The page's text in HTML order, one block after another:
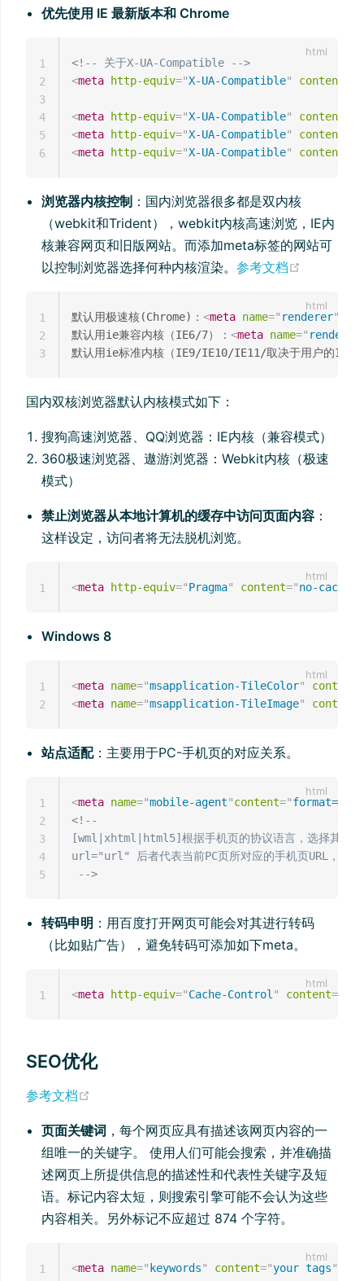
优先使用 IE 最新版本和 Chrome
<!-- 关于X-UA-Compatible -->
<meta http-equiv="X-UA-Compatible" content
<meta http-equiv="X-UA-Compatible" content
<meta http-equiv="X-UA-Compatible" content
<meta http-equiv="X-UA-Compatible" content
1
2
3
4
5
6
浏览器内核控制 ：国内浏览器很多都是双内核
（webkit和Trident），webkit内核高速浏览，IE内
核兼容网页和旧版网站。而添加meta标签的网站可
以控制浏览器选择何种内核渲染。参考文档
默认用极速核(Chrome)： <meta name=" renderer"
默认用ie兼容内核（IE6/7）： <meta name=" renderer
默认用ie标准内核（IE9/IE10/IE11/取决于用户的IE）
1
2
3
国内双核浏览器默认内核模式如下：
搜狗高速浏览器、QQ浏览器：IE内核（兼容模式）
360极速浏览器、遨游浏览器：Webkit内核（极速
模式）
禁止浏览器从本地计算机的缓存中访问页面内容 ：
这样设定，访问者将无法脱机浏览。
<meta http-equiv="Pragma" content="no-cache
1
Windows 8
<meta name="msapplication-TileColor" content
<meta name="msapplication-TileImage" content
1
2
站点适配：主要用于PC-手机页的对应关系。
<meta name="mobile-agent"content="
<!--
[wml|xhtml|html5]根据手机页的协议语言，选择其中
url="url" 后者代表当前PC页所对应的手机页URL，两者
-->
1
2
3
4
5
转码申明 ：用百度打开网页可能会对其进行转码
（比如贴广告），避免转码可添加如下meta。
<meta http-equiv="Cache-Control " content=
1
SEO优化
参考文档
页面关键词 ，每个网页应具有描述该网页内容的一
组唯一的关键字。 使用人们可能会搜索，并准确描
述网页上所提供信息的描述性和代表性关键字及短
语。标记内容太短，则搜索引擎可能不会认为这些
内容相关。另外标记不应超过 874 个字符。
<meta name=" keywords" content="your tags"
1